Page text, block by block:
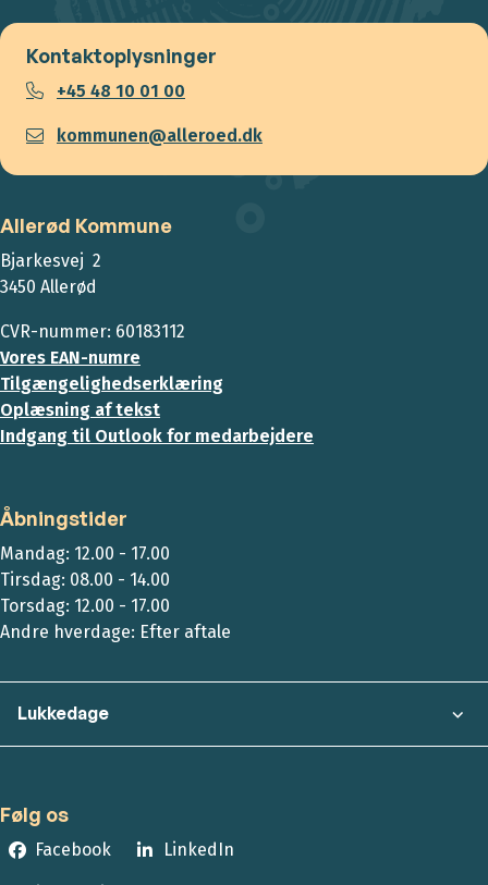
Kontaktoplysninger
+45 48 10 01 00
kommunen@alleroed.dk
Allerød Kommune
Bjarkesvej 2
3450 Allerød
CVR-nummer: 60183112
Vores EAN-numre
Tilgængelighedserklæring
Oplæsning af tekst
Indgang til Outlook for medarbejdere
Åbningstider
Mandag: 12.00 - 17.00
Tirsdag: 08.00 - 14.00
Torsdag: 12.00 - 17.00
Andre hverdage: Efter aftale
Lukkedage
Følg os
Facebook LinkedIn